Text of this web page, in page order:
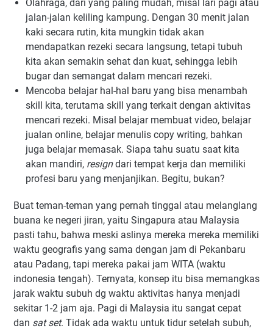
Olahraga, dari yang paling mudah, misal lari pagi atau
jalan-jalan keliling kampung. Dengan 30 menit jalan
kaki secara rutin, kita mungkin tidak akan
mendapatkan rezeki secara langsung, tetapi tubuh
kita akan semakin sehat dan kuat, sehingga lebih
bugar dan semangat dalam mencari rezeki.
Mencoba belajar hal-hal baru yang bisa menambah
skill kita, terutama skill yang terkait dengan aktivitas
mencari rezeki. Misal belajar membuat video, belajar
jualan online, belajar menulis copy writing, bahkan
juga belajar memasak. Siapa tahu suatu saat kita
akan mandiri, resigndari tempat kerja dan memiliki
profesi baru yang menjanjikan. Begitu, bukan?
Buat teman-teman yang pernah tinggal atau melanglang
buana ke negeri jiran, yaitu Singapura atau Malaysia
pasti tahu, bahwa meski aslinya mereka mereka memiliki
waktu geografis yang sama dengan jam di Pekanbaru
atau Padang, tapi mereka pakai jam WITA (waktu
indonesia tengah). Ternyata, konsep itu bisa memangkas
jarak waktu subuh dg waktu aktivitas hanya menjadi
sekitar 1-2 jam aja. Pagi di Malaysia itu sangat cepat
dan sat set. Tidak ada waktu untuk tidur setelah subuh,